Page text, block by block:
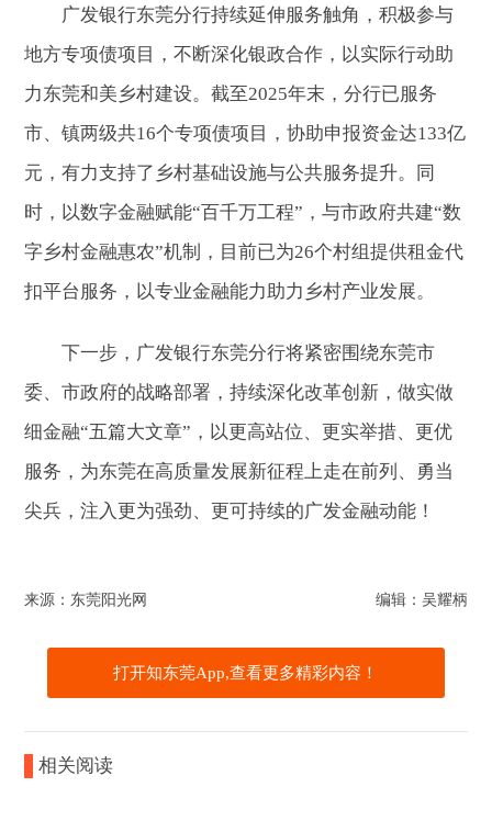
广发银行东莞分行持续延伸服务触角，积极参与
地方专项债项目，不断深化银政合作，以实际行动助
力东莞和美乡村建设。截至2025年末，分行已服务
市、镇两级共16个专项债项目，协助申报资金达133亿
元，有力支持了乡村基础设施与公共服务提升。同
时，以数字金融赋能“百千万工程”，与市政府共建“数
字乡村金融惠农”机制，目前已为26个村组提供租金代
扣平台服务，以专业金融能力助力乡村产业发展。
下一步，广发银行东莞分行将紧密围绕东莞市
委、市政府的战略部署，持续深化改革创新，做实做
细金融“五篇大文章”，以更高站位、更实举措、更优
服务，为东莞在高质量发展新征程上走在前列、勇当
尖兵，注入更为强劲、更可持续的广发金融动能！
来源：东莞阳光网 编辑：吴耀柄
打开知东莞App,查看更多精彩内容！
相关阅读